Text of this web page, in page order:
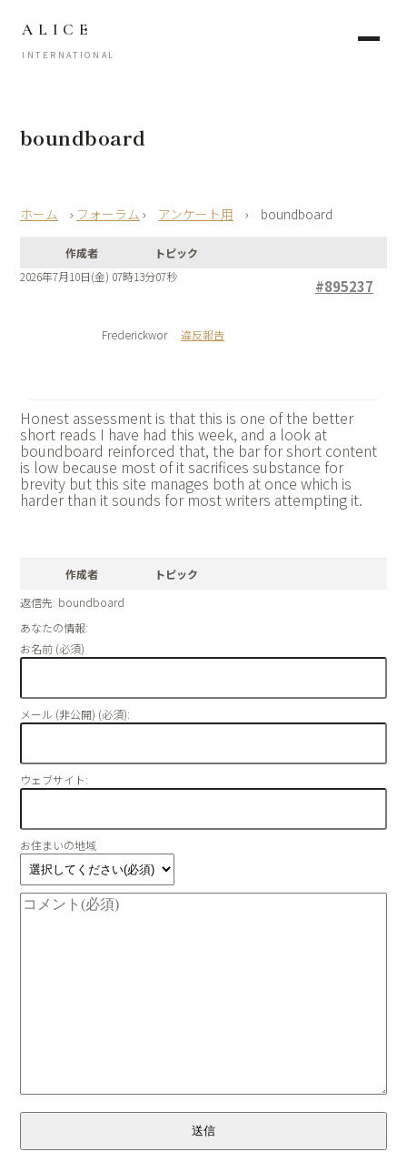
ALICE
INTERNATIONAL
boundboard
› フォーラム › アンケート用 › boundboard
作成者
トピック
2026年7月10日(金) 07時13分07秒
#895237
Frederickwor 違反報告
Honest assessment is that this is one of the better
short reads I have had this week, and a look at
boundboard reinforced that, the bar for short content
is low because most of it sacrifices substance for
brevity but this site manages both at once which is
harder than it sounds for most writers attempting it.
作成者
トピック
返信先: boundboard
あなたの情報:
お名前 (必須)
メール (非公開) (必須):
ウェブサイト:
お住まいの地域
送信